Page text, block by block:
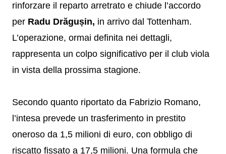
rinforzare il reparto arretrato e chiude l’accordo
per Radu Drăgușin, in arrivo dal Tottenham.
L’operazione, ormai definita nei dettagli,
rappresenta un colpo significativo per il club viola
in vista della prossima stagione.
Secondo quanto riportato da Fabrizio Romano,
l’intesa prevede un trasferimento in prestito
oneroso da 1,5 milioni di euro, con obbligo di
riscatto fissato a 17,5 milioni. Una formula che